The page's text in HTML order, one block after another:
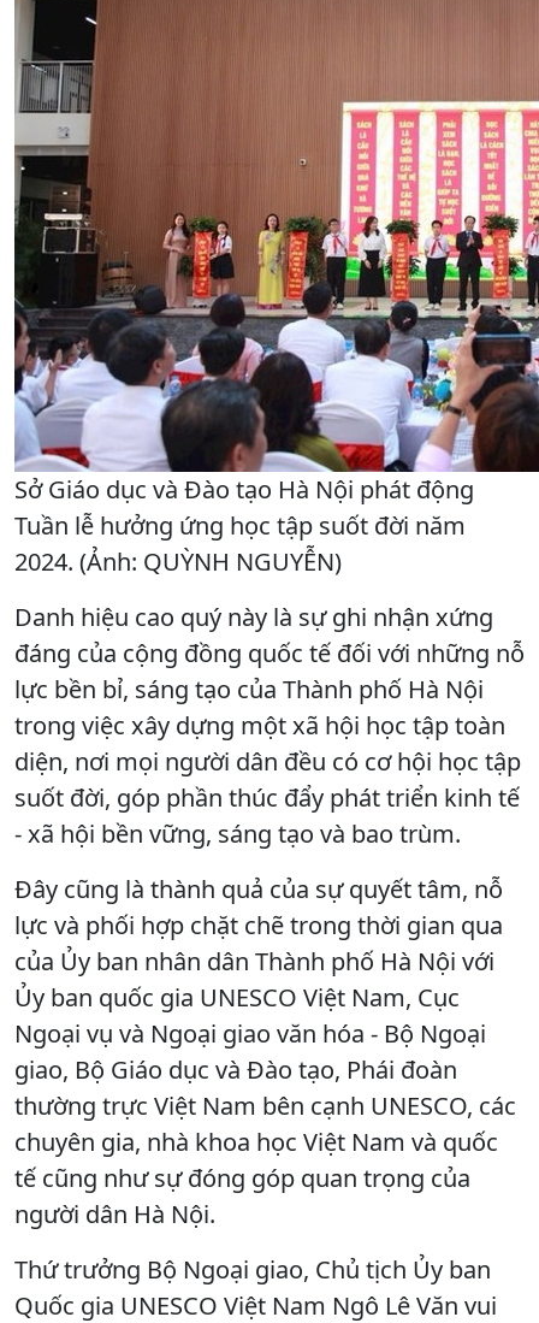
Sở Giáo dục và Đào tạo Hà Nội phát động
Tuần lễ hưởng ứng học tập suốt đời năm
2024. (Ảnh: QUỲNH NGUYỄN)
Danh hiệu cao quý này là sự ghi nhận xứng
đáng của cộng đồng quốc tế đối với những nỗ
lực bền bỉ, sáng tạo của Thành phố Hà Nội
trong việc xây dựng một xã hội học tập toàn
diện, nơi mọi người dân đều có cơ hội học tập
suốt đời, góp phần thúc đẩy phát triển kinh tế
- xã hội bền vững, sáng tạo và bao trùm.
Đây cũng là thành quả của sự quyết tâm, nỗ
lực và phối hợp chặt chẽ trong thời gian qua
của Ủy ban nhân dân Thành phố Hà Nội với
Ủy ban quốc gia UNESCO Việt Nam, Cục
Ngoại vụ và Ngoại giao văn hóa - Bộ Ngoại
giao, Bộ Giáo dục và Đào tạo, Phái đoàn
thường trực Việt Nam bên cạnh UNESCO, các
chuyên gia, nhà khoa học Việt Nam và quốc
tế cũng như sự đóng góp quan trọng của
người dân Hà Nội.
Thứ trưởng Bộ Ngoại giao, Chủ tịch Ủy ban
Quốc gia UNESCO Việt Nam Ngô Lê Văn vui